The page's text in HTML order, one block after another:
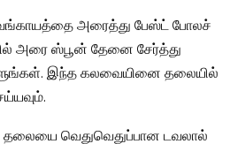
அரைத்து பேஸ்ட் போலச்
அரை ஸ்பூன் தேனை சேர்த்து
இந்த கலவையினை தலையில்
தலையை வெதுவெதுப்பான டவலால்